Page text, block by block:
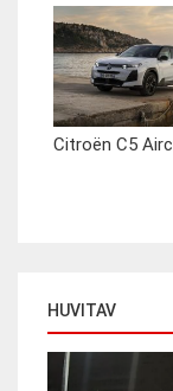
Citroën C5
HUVITAV